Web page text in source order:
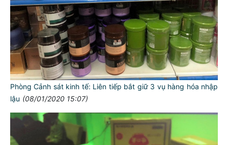
Phòng Cảnh sát kinh tế: Liên tiếp bắt giữ 3 vụ hàng hóa nhập
lậu (08/01/2020 15:07)